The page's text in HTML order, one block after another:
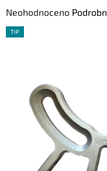
Průměrné
hodnocení
hvězdiček.
Neohodnoceno
TIP